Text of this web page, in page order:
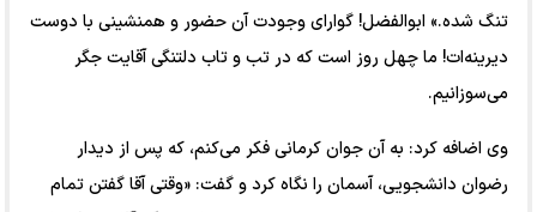
تنگ شده.» ابوالفضل! گوارای وجودت آن حضور و همنشینی با دوست
دیرینه‌ات! ما چهل روز است که در تب و تاب دلتنگی آقایت جگر
می‌سوزانیم.
وی اضافه کرد: به آن جوان کرمانی فکر می‌کنم، که پس از دیدار
رضوان دانشجویی، آسمان را نگاه کرد و گفت: «وقتی آقا گفتن تمام